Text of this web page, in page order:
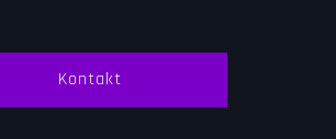
Kontakt